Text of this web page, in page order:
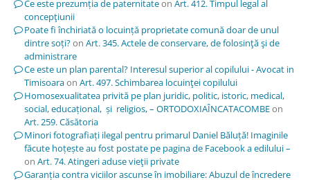
Ce este prezumția de paternitateon Art. 412. Timpul legal al
concepţiunii
Poate fi închiriată o locuință proprietate comună doar de unul
dintre soți?on Art. 345. Actele de conservare, de folosinţă şi de
administrare
Ce este un plan parental? Interesul superior al copilului - Avocat in
Timisoaraon Art. 497. Schimbarea locuinţei copilului
Homosexualitatea privită pe plan juridic, politic, istoric, medical,
social, educațional, și religios, – ORTODOXIAÎNCATACOMBEon
Art. 259. Căsătoria
Minori fotografiați ilegal pentru primarul Daniel Băluță! Imaginile
făcute hoțește au fost postate pe pagina de Facebook a edilului –
on Art. 74. Atingeri aduse vieţii private
Garanția contra viciilor ascunse în imobiliare: Abuzul de încredere